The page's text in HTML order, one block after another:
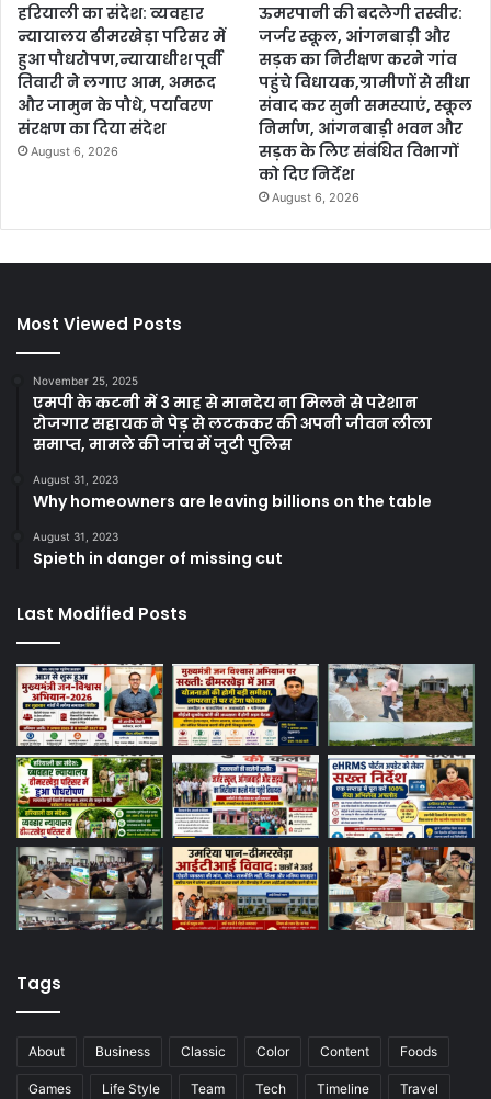
हरियाली का संदेश: व्यवहार
न्यायालय ढीमरखेड़ा परिसर में
हुआ पौधरोपण,न्यायाधीश पूर्वी
तिवारी ने लगाए आम, अमरूद
और जामुन के पौधे, पर्यावरण
संरक्षण का दिया संदेश
August 6, 2026
ऊमरपानी की बदलेगी तस्वीर:
जर्जर स्कूल, आंगनबाड़ी और
सड़क का निरीक्षण करने गांव
पहुंचे विधायक,ग्रामीणों से सीधा
संवाद कर सुनी समस्याएं, स्कूल
निर्माण, आंगनबाड़ी भवन और
सड़क के लिए संबंधित विभागों
को दिए निर्देश
August 6, 2026
Most Viewed Posts
November 25, 2025
एमपी के कटनी में 3 माह से मानदेय ना मिलने से परेशान
रोजगार सहायक ने पेड़ से लटककर की अपनी जीवन लीला
समाप्त, मामले की जांच में जुटी पुलिस
August 31, 2023
Why homeowners are leaving billions on the table
August 31, 2023
Spieth in danger of missing cut
Last Modified Posts
Tags
About Business Classic Color Content Foods
Games Life Style Team Tech Timeline Travel